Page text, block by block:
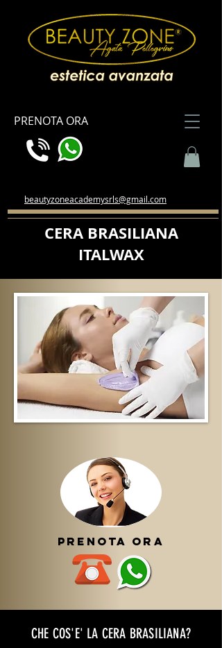
PRENOTA ORA
beautyzoneacademysrls@gmail.com
CERA BRASILIANA
ITALWAX
prenota ora
CHE COS'E' LA CERA BRASILIANA?